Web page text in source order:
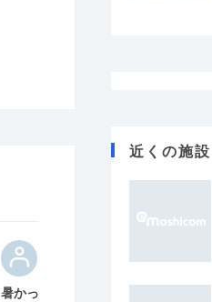
4.67
暑かったが良い大会だと思った
近くの施設